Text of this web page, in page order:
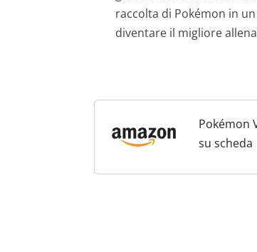
raccolta di Pokémon in
diventare il migliore
Pokémon
su scheda